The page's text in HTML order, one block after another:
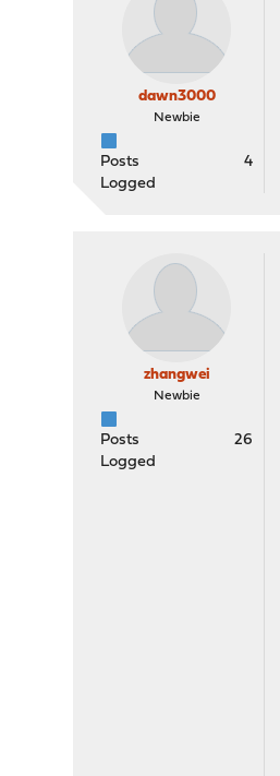
dawn3000
Newbie
Posts
4
Logged
zhangwei
Newbie
Posts
26
Logged